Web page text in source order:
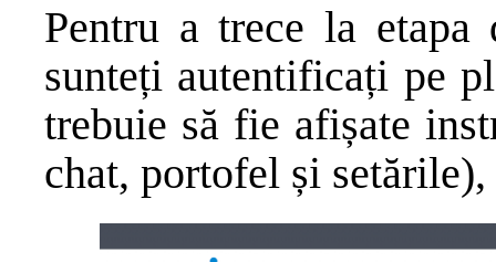
Pentru a trece la etapa
sunteți autentificați pe
trebuie să fie afișate
chat, portofel și